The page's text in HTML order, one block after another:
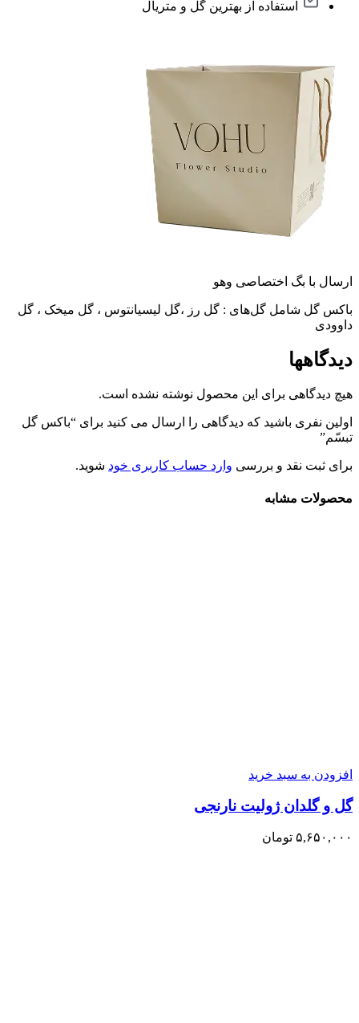
استفاده از بهترین گل و متریال
ارسال با بگ اختصاصی وهو
باکس گل شامل گل‌های : گل رز ،گل لیسیانتوس ، گل میخک ، گل
داوودی
دیدگاهها
هیچ دیدگاهی برای این محصول نوشته نشده است.
اولین نفری باشید که دیدگاهی را ارسال می کنید برای “باکس گل
تبسّم”
برای ثبت نقد و بررسی وارد حساب کاربری خود شوید.
محصولات مشابه
افزودن به سبد خرید
گل و گلدان ژولیت نارنجی
۵,۶۵۰,۰۰۰ تومان